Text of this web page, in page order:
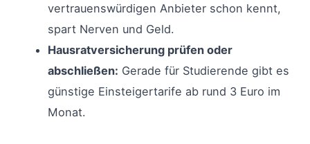
vertrauenswürdigen Anbieter schon kennt,
spart Nerven und Geld.
Hausratversicherung prüfen oder
abschließen: Gerade für Studierende gibt es
günstige Einsteigertarife ab rund 3 Euro im
Monat.